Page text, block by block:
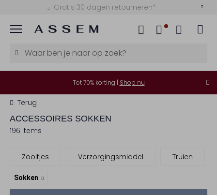
Kies zelf je bezorgmoment
Menu
Tot 70% korting | Shop nu
Terug
ACCESSOIRES SOKKEN
196 items
Zooltjes Verzorgingsmiddel Truien
Sokken